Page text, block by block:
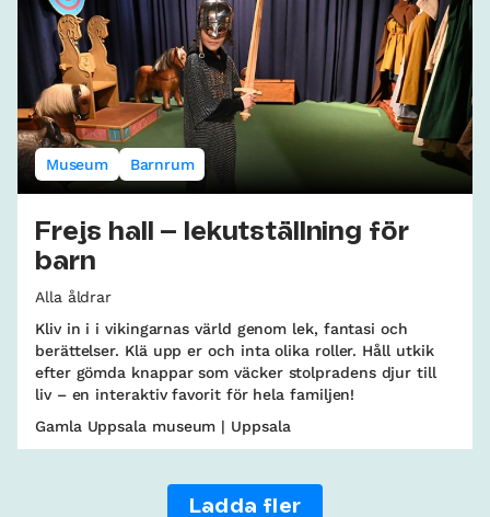
Museum Barnrum
Frejs hall – lekutställning för
barn
Alla åldrar
Kliv in i i vikingarnas värld genom lek, fantasi och
berättelser. Klä upp er och inta olika roller. Håll utkik
efter gömda knappar som väcker stolpradens djur till
liv – en interaktiv favorit för hela familjen!
Gamla Uppsala museum | Uppsala
Ladda fler